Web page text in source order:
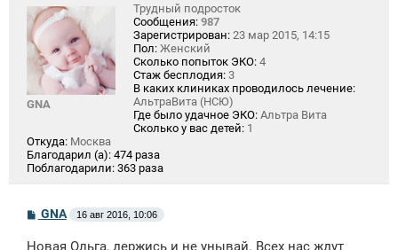
GNA
Трудный подросток
Сообщения: 987
Зарегистрирован: 23 мар 2015, 14:15
Пол: Женский
Сколько попыток ЭКО: 4
Стаж бесплодия: 3
В каких клиниках проводилось лечение:
АльтраВита (НСЮ)
Где было удачное ЭКО: Альтра Вита
Сколько у вас детей: 1
Откуда: Москва
Благодарил (а): 474 раза
Поблагодарили: 363 раза
С
о
GNA 16 авг 2016, 10:06
Новая Ольга, держись и не унывай. Всех нас ждут